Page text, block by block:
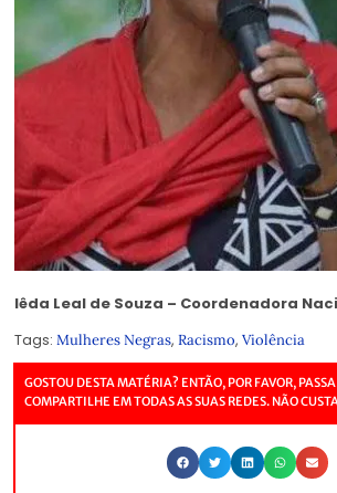
Iêda Leal de Souza – Coordenadora
Tags: Mulheres Negras, Racismo, Violência
GOSTOU DESTA MATÉRIA? ENTÃO, POR FAVOR,
COMPARTILHE EM TODAS AS SUAS REDES. NÃO